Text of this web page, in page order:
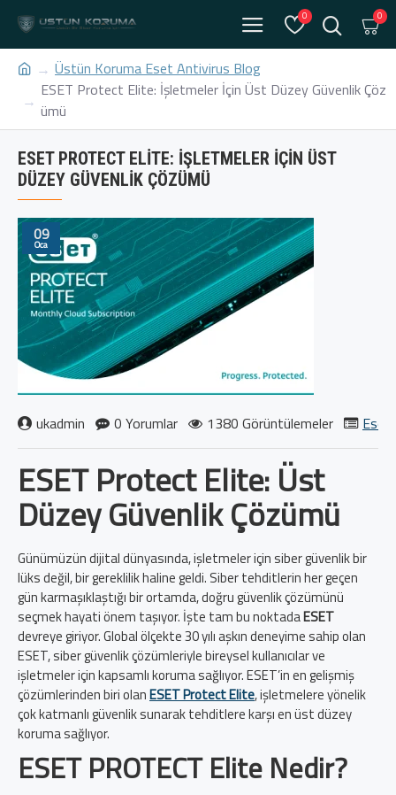
0 0
Üstün Koruma Eset Antivirus Blog
ESET Protect Elite: İşletmeler İçin Üst Düzey Güvenlik Çöz
ümü
ESET PROTECT ELITE: İŞLETMELER İÇIN ÜST
DÜZEY GÜVENLIK ÇÖZÜMÜ
09
Oca
ukadmin 0 Yorumlar 1380 Görüntülemeler Eset
ESET Protect Elite: Üst
Düzey Güvenlik Çözümü
Günümüzün dijital dünyasında, işletmeler için siber güvenlik bir
lüks değil, bir gereklilik haline geldi. Siber tehditlerin her geçen
gün karmaşıklaştığı bir ortamda, doğru güvenlik çözümünü
seçmek hayati önem taşıyor. İşte tam bu noktadaESET
devreye giriyor. Global ölçekte 30 yılı aşkın deneyime sahip olan
ESET, siber güvenlik çözümleriyle bireysel kullanıcılar ve
işletmeler için kapsamlı koruma sağlıyor. ESET’in en gelişmiş
çözümlerinden biri olanESET Protect Elite, işletmelere yönelik
çok katmanlı güvenlik sunarak tehditlere karşı en üst düzey
koruma sağlıyor.
ESET PROTECT Elite Nedir?